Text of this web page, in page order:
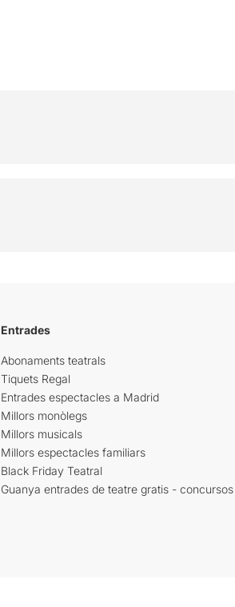
Entrades
Abonaments teatrals
Tiquets Regal
Entrades espectacles a Madrid
Millors monòlegs
Millors musicals
Millors espectacles familiars
Black Friday Teatral
Guanya entrades de teatre gratis - concursos